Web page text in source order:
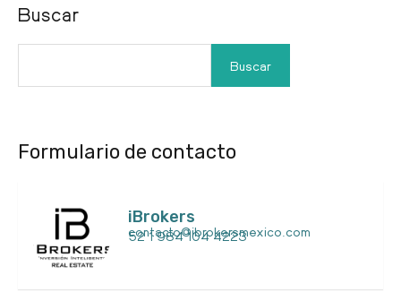
Buscar
Buscar
Formulario de contacto
iBrokers
contacto@ibrokersmexico.com
52 1 984 104 4223